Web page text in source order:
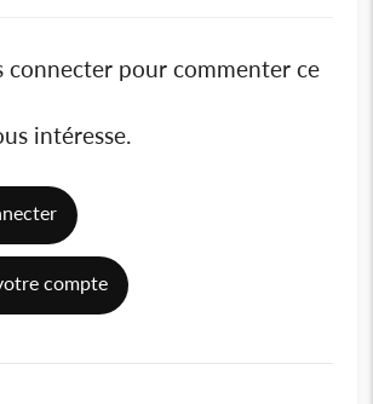
connecter pour commenter ce
intéresse.
compte